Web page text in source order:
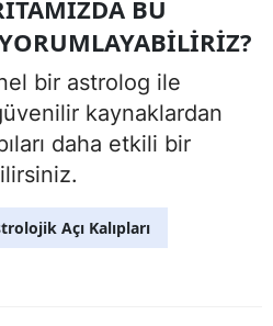
BU
bir astrolog ile
kaynaklardan
daha etkili bir
Açı Kalıpları